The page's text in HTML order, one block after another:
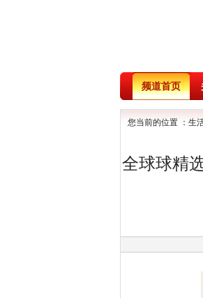
频道首页
您当前的位置 ： 生
全球球精